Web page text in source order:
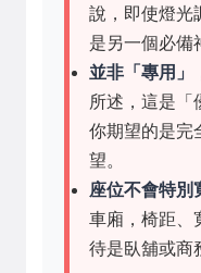
說，即使燈光
是另一個必備
並非「專用」
所述，這是「
你期望的是完
望。
座位不會特別
車廂，椅距、
待是臥舖或商